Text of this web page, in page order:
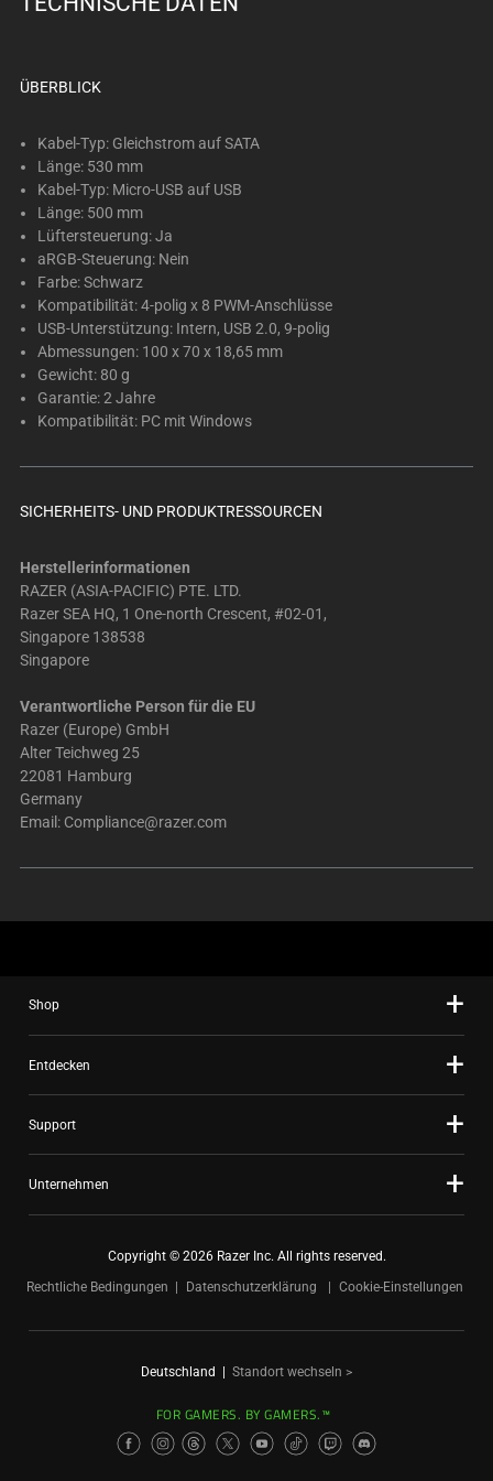
below.
image
buttons
change
the
image
above.
ÜBERBLICK
Kabel-Typ: Gleichstrom auf SATA
Länge: 530 mm
Kabel-Typ: Micro-USB auf USB
Länge: 500 mm
Lüftersteuerung: Ja
aRGB-Steuerung: Nein
Farbe: Schwarz
Kompatibilität: 4-polig x 8 PWM-Anschlüsse
USB-Unterstützung: Intern, USB 2.0, 9-polig
Abmessungen: 100 x 70 x 18,65 mm
Gewicht: 80 g
Garantie: 2 Jahre
Kompatibilität: PC mit Windows
SICHERHEITS- UND PRODUKTRESSOURCEN
Herstellerinformationen
RAZER (ASIA-PACIFIC) PTE. LTD.
Razer SEA HQ, 1 One-north Crescent, #02-01,
Singapore 138538
Singapore
Verantwortliche Person für die EU
Razer (Europe) GmbH
Alter Teichweg 25
22081 Hamburg
Germany
Email: Compliance@razer.com
Shop
Entdecken
Support
Unternehmen
Copyright © 2026 Razer Inc. All rights reserved.
Rechtliche Bedingungen
Datenschutzerklärung Cookie-Einstellungen
Deutschland Standort wechseln >
FOR GAMERS. BY GAMERS.™